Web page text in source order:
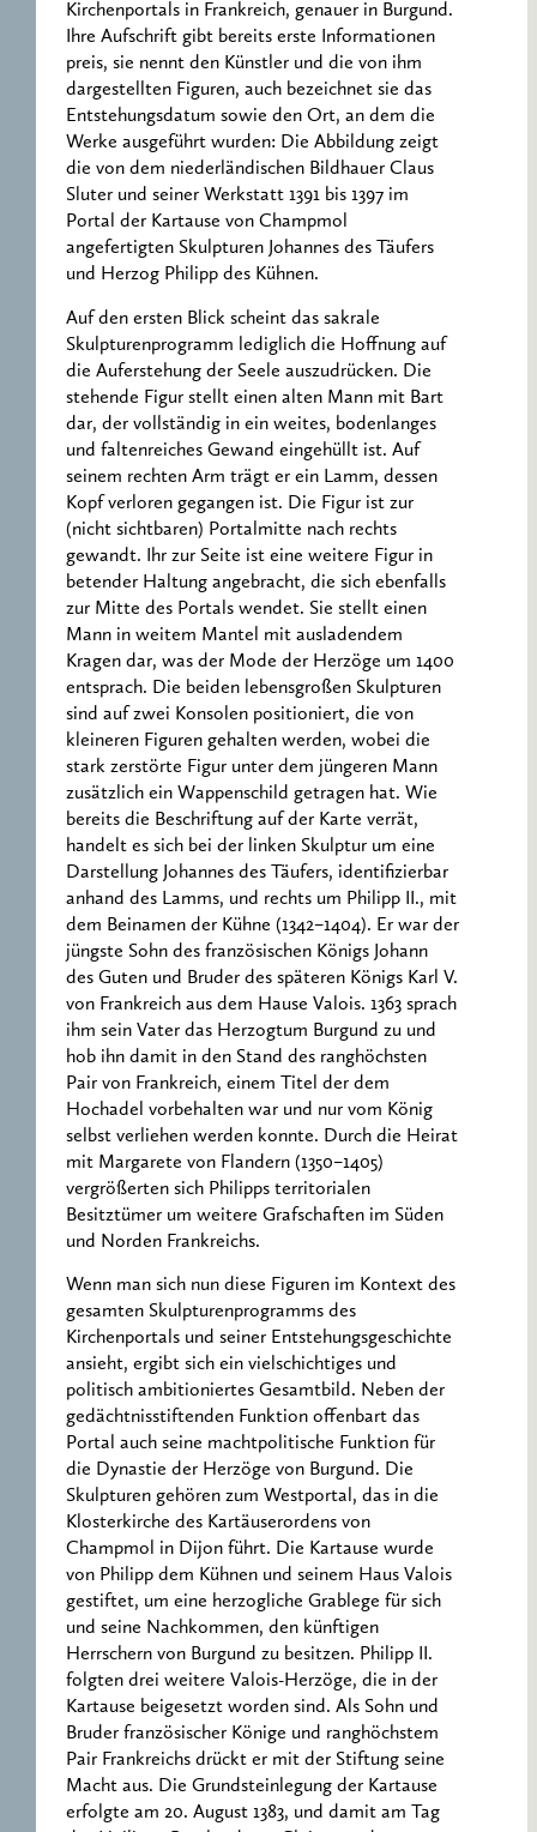
Kirchenportals in Frankreich, genauer in Burgund.
Ihre Aufschrift gibt bereits erste Informationen
preis, sie nennt den Künstler und die von ihm
dargestellten Figuren, auch bezeichnet sie das
Entstehungsdatum sowie den Ort, an dem die
Werke ausgeführt wurden: Die Abbildung zeigt
die von dem niederländischen Bildhauer Claus
Sluter und seiner Werkstatt 1391 bis 1397 im
Portal der Kartause von Champmol
angefertigten Skulpturen Johannes des Täufers
und Herzog Philipp des Kühnen.
Auf den ersten Blick scheint das sakrale
Skulpturenprogramm lediglich die Hoffnung auf
die Auferstehung der Seele auszudrücken. Die
stehende Figur stellt einen alten Mann mit Bart
dar, der vollständig in ein weites, bodenlanges
und faltenreiches Gewand eingehüllt ist. Auf
seinem rechten Arm trägt er ein Lamm, dessen
Kopf verloren gegangen ist. Die Figur ist zur
(nicht sichtbaren) Portalmitte nach rechts
gewandt. Ihr zur Seite ist eine weitere Figur in
betender Haltung angebracht, die sich ebenfalls
zur Mitte des Portals wendet. Sie stellt einen
Mann in weitem Mantel mit ausladendem
Kragen dar, was der Mode der Herzöge um 1400
entsprach. Die beiden lebensgroßen Skulpturen
sind auf zwei Konsolen positioniert, die von
kleineren Figuren gehalten werden, wobei die
stark zerstörte Figur unter dem jüngeren Mann
zusätzlich ein Wappenschild getragen hat. Wie
bereits die Beschriftung auf der Karte verrät,
handelt es sich bei der linken Skulptur um eine
Darstellung Johannes des Täufers, identifizierbar
anhand des Lamms, und rechts um Philipp II., mit
dem Beinamen der Kühne (1342–1404). Er war der
jüngste Sohn des französischen Königs Johann
des Guten und Bruder des späteren Königs Karl V.
von Frankreich aus dem Hause Valois. 1363 sprach
ihm sein Vater das Herzogtum Burgund zu und
hob ihn damit in den Stand des ranghöchsten
Pair von Frankreich, einem Titel der dem
Hochadel vorbehalten war und nur vom König
selbst verliehen werden konnte. Durch die Heirat
mit Margarete von Flandern (1350–1405)
vergrößerten sich Philipps territorialen
Besitztümer um weitere Grafschaften im Süden
und Norden Frankreichs.
Wenn man sich nun diese Figuren im Kontext des
gesamten Skulpturenprogramms des
Kirchenportals und seiner Entstehungsgeschichte
ansieht, ergibt sich ein vielschichtiges und
politisch ambitioniertes Gesamtbild. Neben der
gedächtnisstiftenden Funktion offenbart das
Portal auch seine machtpolitische Funktion für
die Dynastie der Herzöge von Burgund. Die
Skulpturen gehören zum Westportal, das in die
Klosterkirche des Kartäuserordens von
Champmol in Dijon führt. Die Kartause wurde
von Philipp dem Kühnen und seinem Haus Valois
gestiftet, um eine herzogliche Grablege für sich
und seine Nachkommen, den künftigen
Herrschern von Burgund zu besitzen. Philipp II.
folgten drei weitere Valois-Herzöge, die in der
Kartause beigesetzt worden sind. Als Sohn und
Bruder französischer Könige und ranghöchstem
Pair Frankreichs drückt er mit der Stiftung seine
Macht aus. Die Grundsteinlegung der Kartause
erfolgte am 20. August 1383, und damit am Tag